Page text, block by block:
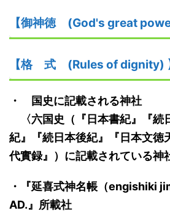
【御神徳 (God's great
【格 式 (Rules of dignity)
・ 国史に記載される神社
〈六国史（『日本書紀』『続
紀』『続日本後紀』『日本文徳
代實録』）に記載されている神
・『延喜式神名帳 （engishiki
AD. 』 所載社